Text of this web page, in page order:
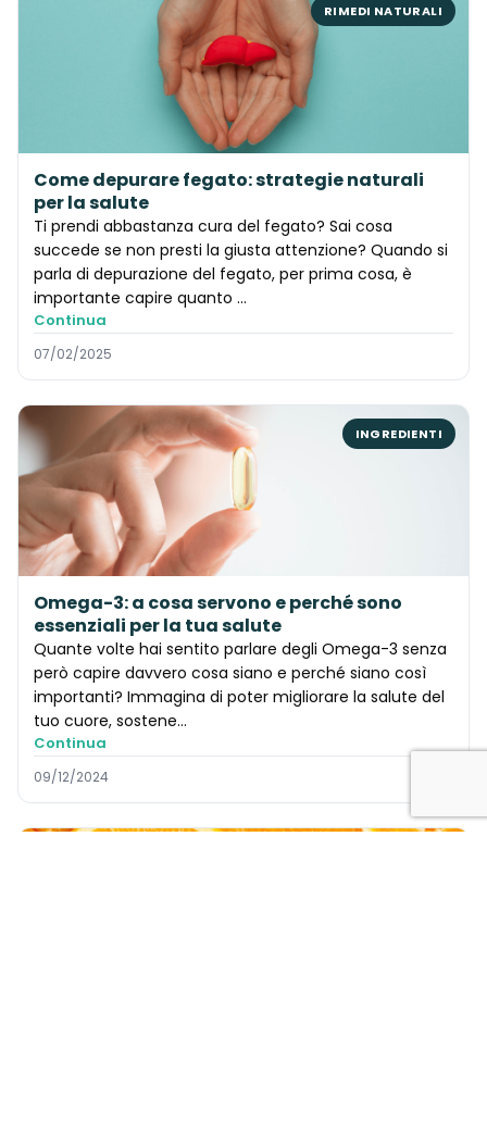
RIMEDI NATURALI
Come depurare fegato: strategie naturali
per la salute
Ti prendi abbastanza cura del fegato? Sai cosa
succede se non presti la giusta attenzione? Quando si
parla di depurazione del fegato, per prima cosa, è
importante capire quanto ...
Continua
07/02/2025
INGREDIENTI
Omega-3: a cosa servono e perché sono
essenziali per la tua salute
Quante volte hai sentito parlare degli Omega-3 senza
però capire davvero cosa siano e perché siano così
importanti? Immagina di poter migliorare la salute del
tuo cuore, sostene...
Continua
09/12/2024